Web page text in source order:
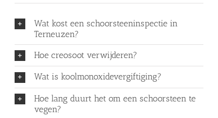
Wat kost een schoorsteeninspectie in
Terneuzen?
Hoe creosoot verwijderen?
Wat is koolmonoxidevergiftiging?
Hoe lang duurt het om een schoorsteen te
vegen?